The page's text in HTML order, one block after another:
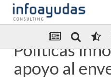
Enviar Por email
Políticas
apoyo al